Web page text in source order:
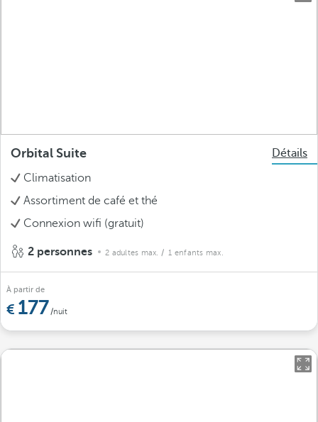
Orbital Suite
Détails
Climatisation
Assortiment de café et thé
Connexion wifi (gratuit)
2 personnes 2 adultes max. / 1 enfants max.
À partir de
177/nuit